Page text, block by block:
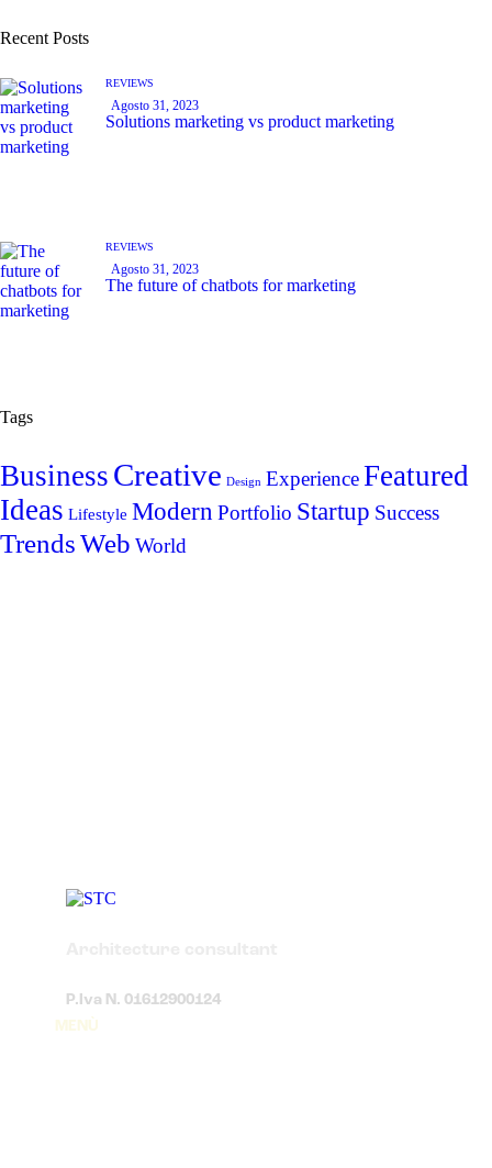
Recent Posts
REVIEWS
Agosto 31, 2023
Solutions marketing vs product marketing
REVIEWS
Agosto 31, 2023
The future of chatbots for marketing
Tags
Business Creative Design ExperienceFeatured
Ideas Lifestyle Modern Portfolio Startup Success
TrendsWeb World
P.Iva N. 01612900124
MENÙ